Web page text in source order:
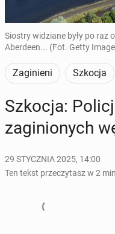
Siostry widziane były po raz
Aberdeen... (Fot. Getty
Zaginieni Szkocja
Szkocja:
za­gi­nio­nych
29 STYCZNIA 2025, 14:00
Ten tekst przeczytasz w 2